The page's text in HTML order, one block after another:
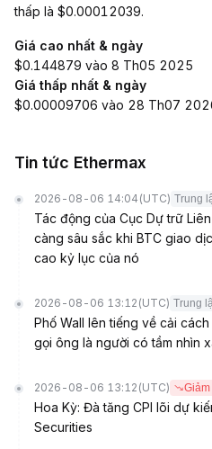
thấp là $0.00012039.
Giá cao nhất & ngày
$0.144879 vào 8 Th05 2025
Giá thấp nhất & ngày
$0.00009706 vào 28 Th07
Tin tức Ethermax
2026-08-06 14:04 (UTC) Trung
Tác động của Cục Dự trữ
càng sâu sắc khi BTC giao
cao kỷ lục của nó
2026-08-06 13:12 (UTC) Trung
Phố Wall lên tiếng về cải
gọi ông là người có tầm nhìn
2026-08-06 13:12 (UTC)
Hoa Kỳ: Đà tăng CPI lõi dự
Securities